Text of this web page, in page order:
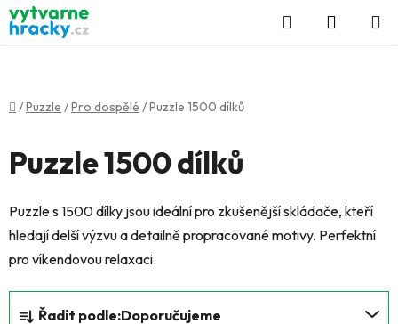
Přejít
na
obsah
Hledat
KOŠÍK
Domů
/Puzzle /Pro dospělé /Puzzle 1500 dílků
Puzzle 1500 dílků
Puzzle s 1500 dílky jsou ideální pro zkušenější skládače, kteří
hledají delší výzvu a detailně propracované motivy. Perfektní
pro víkendovou relaxaci.
Řadit podle:Doporučujeme